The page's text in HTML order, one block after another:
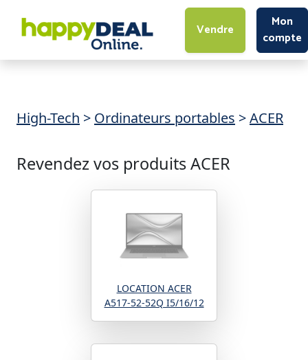
Vendre
Mon
compte
High-Tech > Ordinateurs portables >ACER
Revendez vos produits ACER
LOCATION ACER
A517-52-52Q I5/16/12